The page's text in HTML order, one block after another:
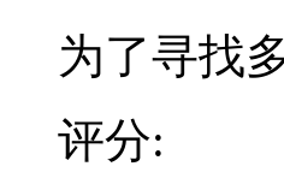
为了寻找
评分: